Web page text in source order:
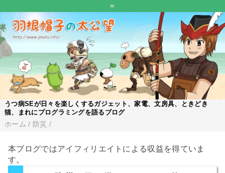
=
うつ病SEが日々を楽しくするガジェット、家電、文房具、ときどき
猫、まれにプログラミングを語るブログ
ホーム / 防災 /
本ブログではアイフィリエイトによる収益を得ていま
す。